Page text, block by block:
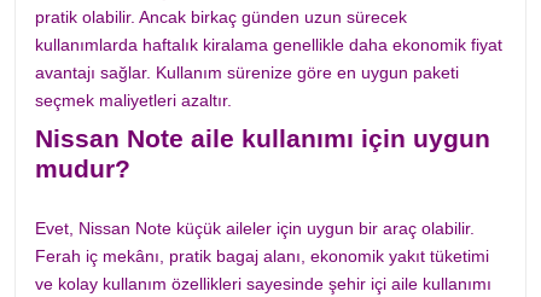
pratik olabilir. Ancak birkaç günden uzun sürecek
kullanımlarda haftalık kiralama genellikle daha ekonomik fiyat
avantajı sağlar. Kullanım sürenize göre en uygun paketi
seçmek maliyetleri azaltır.
Nissan Note aile kullanımı için uygun
mudur?
Evet, Nissan Note küçük aileler için uygun bir araç olabilir.
Ferah iç mekânı, pratik bagaj alanı, ekonomik yakıt tüketimi
ve kolay kullanım özellikleri sayesinde şehir içi aile kullanımı